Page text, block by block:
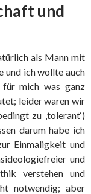
und
als Mann mit
und ich wollte auch
mich was ganz
leider waren wir
zu ‚tolerant‘)
darum habe ich
Einmaligkeit und
und
verstehen und
notwendig; aber